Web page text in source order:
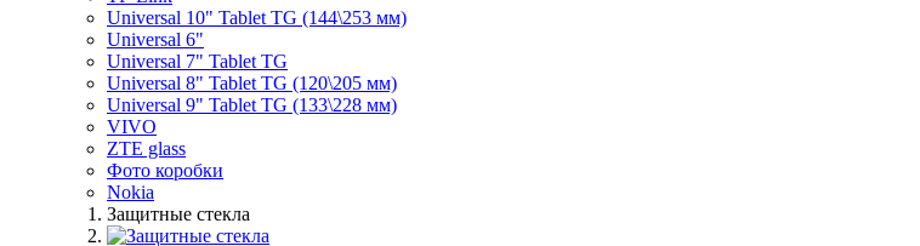
Universal 10" Tablet TG (144\253 мм)
Universal 6"
Universal 7" Tablet TG
Universal 8" Tablet TG (120\205 мм)
Universal 9" Tablet TG (133\228 мм)
VIVO
ZTE glass
Фото коробки
Nokia
Защитные стекла